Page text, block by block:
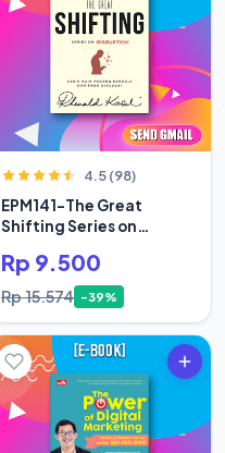
4.5 (98)
EPM141-The Great
Shifting Series on
Rp 9.500
Rp 15.574 -39%